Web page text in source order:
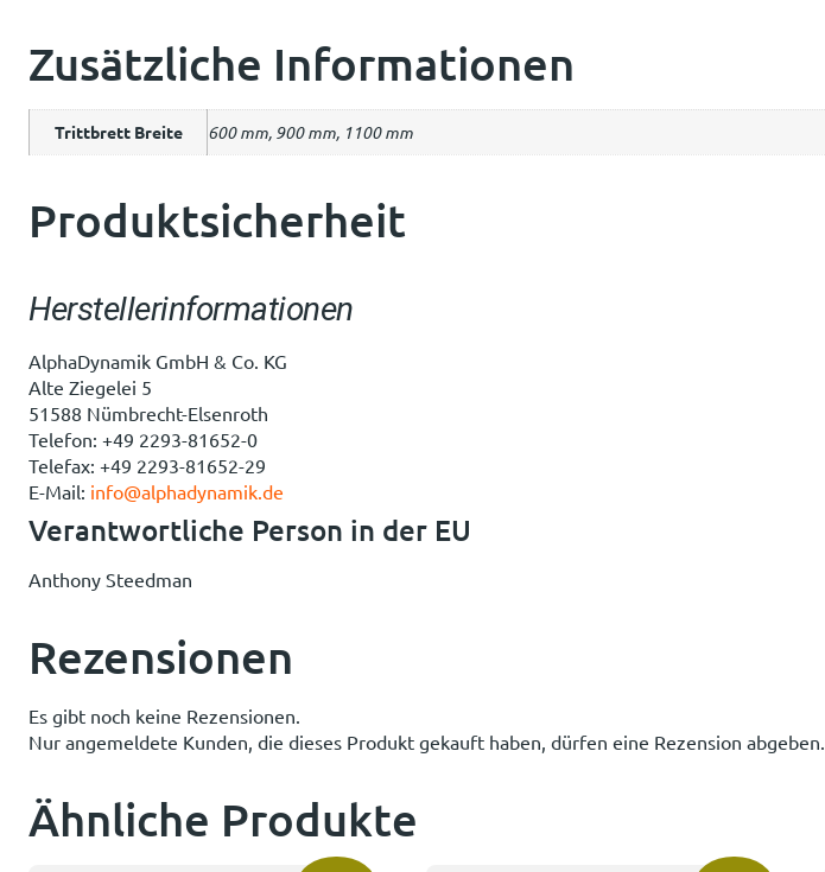
Zusätzliche Informationen
Trittbrett Breite 600 mm, 900 mm, 1100 mm
Produktsicherheit
Herstellerinformationen
AlphaDynamik GmbH & Co. KG
Alte Ziegelei 5
51588 Nümbrecht-Elsenroth
Telefon: +49 2293-81652-0
Telefax: +49 2293-81652-29
E-Mail: info@alphadynamik.de
Verantwortliche Person in der EU
Anthony Steedman
Rezensionen
Es gibt noch keine Rezensionen.
Nur angemeldete Kunden, die dieses Produkt gekauft haben, dürfen eine Rezension abgeben.
Ähnliche Produkte